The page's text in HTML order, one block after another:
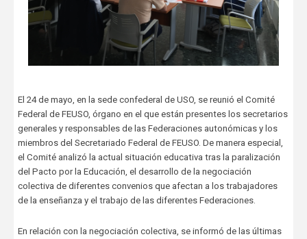
El 24 de mayo, en la sede confederal de USO, se reunió el Comité
Federal de FEUSO, órgano en el que están presentes los secretarios
generales y responsables de las Federaciones autonómicas y los
miembros del Secretariado Federal de FEUSO. De manera especial,
el Comité analizó la actual situación educativa tras la paralización
del Pacto por la Educación, el desarrollo de la negociación
colectiva de diferentes convenios que afectan a los trabajadores
de la enseñanza y el trabajo de las diferentes Federaciones.
En relación con la negociación colectiva, se informó de las últimas